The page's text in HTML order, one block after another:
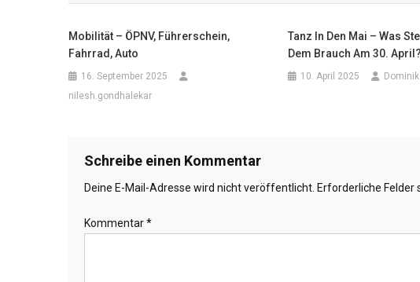
Mobilität – ÖPNV, Führerschein,
Fahrrad, Auto
16. September 2025
nilesh.gondhalekar
Tanz In Den Mai – Was
Dem Brauch Am 30. April?
10. April 2025
Schreibe einen Kommentar
Deine E-Mail-Adresse wird nicht veröffentlicht. Erforderliche Felder
Kommentar*